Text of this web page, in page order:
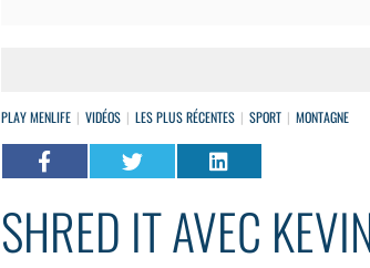
PLAY MENLIFE VIDÉOS LES PLUS RÉCENTES SPORT MONTAGNE
SHRED IT AVEC